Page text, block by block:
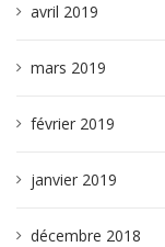
avril 2019
mars 2019
février 2019
janvier 2019
décembre 2018